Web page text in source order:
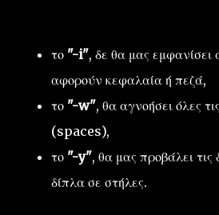
το "-i", δε θα μας
αφορούν κεφαλαία ή πεζά,
το "-w", θα αγνοήσει όλες
(spaces),
το "-y", θα μας προβάλει τις
δίπλα σε στήλες.